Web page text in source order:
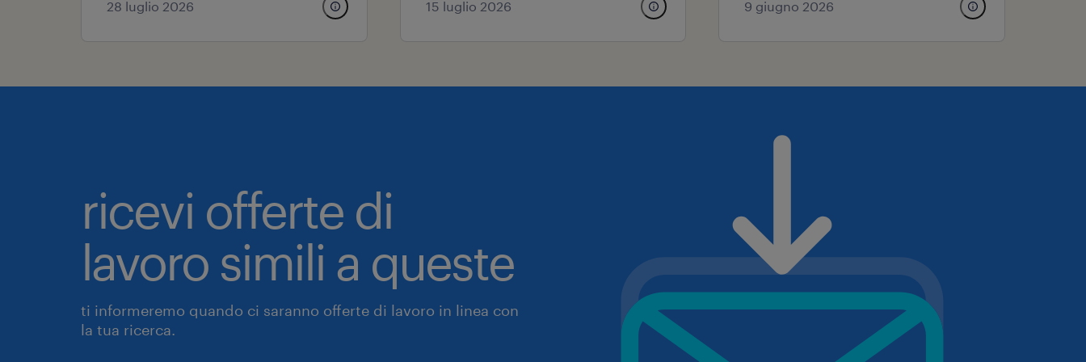
28 luglio 2026 15 luglio 2026 9 giugno 2026
ricevi offerte di
lavoro simili a queste
ti informeremo quando ci saranno offerte di lavoro in linea con
la tua ricerca.